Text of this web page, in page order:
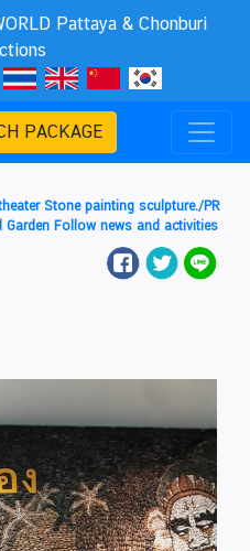
Pattaya & Chonburi
PACKAGE
Stone painting sculpture./PR
Garden Follow news and activities